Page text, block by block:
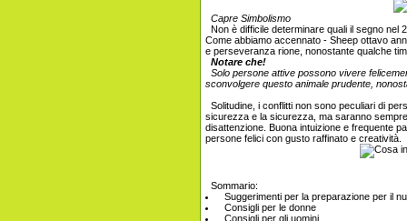
Capre Simbolismo
Non è difficile determinare quali il segno nel
Come abbiamo accennato - Sheep ottavo
e perseveranza rione, nonostante qualche
Notare che!
Solo persone attive possono vivere
sconvolgere questo animale prudente,
Solitudine, i conflitti non sono peculiari di
sicurezza e la sicurezza, ma saranno
disattenzione. Buona intuizione e frequente
persone felici con gusto raffinato e creatività.
Sommario:
Suggerimenti per la preparazione per il
Consigli per le donne
Consigli per gli uomini